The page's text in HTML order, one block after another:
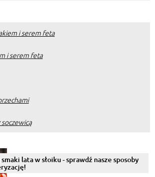
i serem feta
i serem feta
lata w słoiku - sprawdź nasze sposoby